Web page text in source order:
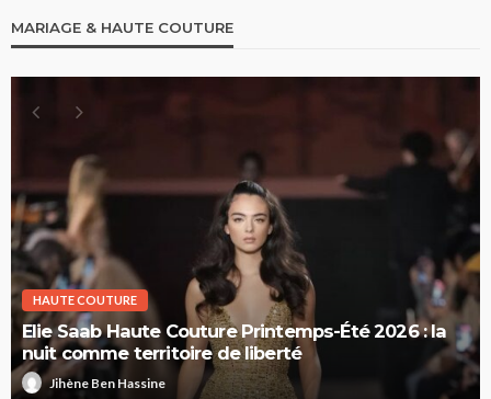
MARIAGE & HAUTE COUTURE
HAUTE COUTURE
Elie Saab Haute Couture Printemps-Été 2026 : la
nuit comme territoire de liberté
Jihène Ben Hassine